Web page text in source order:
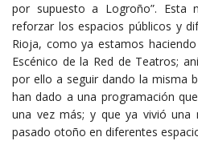
por supuesto a Logroño”. Esta
reforzar los espacios públicos y
Rioja, como ya estamos
Escénico de la Red de Teatros;
por ello a seguir dando la misma
han dado a una programación
una vez más; y que ya vivió una
pasado otoño en diferentes